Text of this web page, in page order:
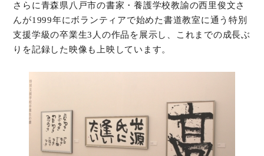
さらに青森県八戸市の書家・養護学校教諭の西里俊文さ
んが1999年にボランティアで始めた書道教室に通う特別
支援学級の卒業生3人の作品を展示し、これまでの成長ぶ
りを記録した映像も上映しています。